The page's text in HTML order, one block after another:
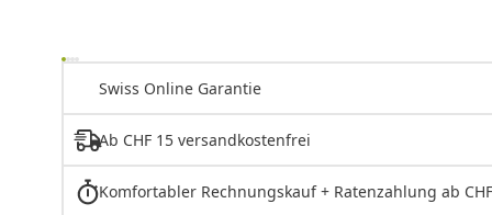
Swiss Online Garantie
Ab CHF 15 versandkostenfrei
Komfortabler Rechnungskauf + Ratenzahlung ab